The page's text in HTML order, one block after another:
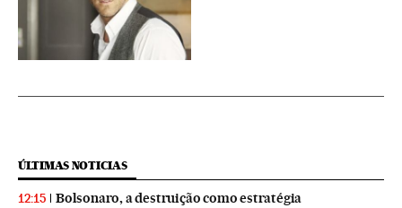
ÚLTIMAS NOTICIAS
12:15 Bolsonaro, a destruição como estratégia